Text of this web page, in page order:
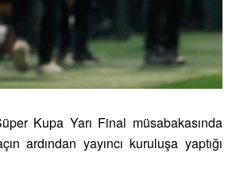
Kupa Yarı Final müsabakasında
ardından yayıncı kuruluşa yaptığı